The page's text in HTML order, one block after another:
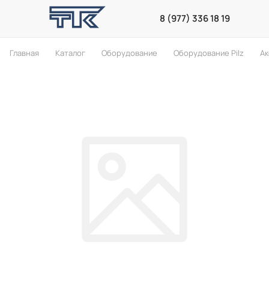
8 (977) 336 18 19
Главная Каталог Оборудование Оборудование Pilz